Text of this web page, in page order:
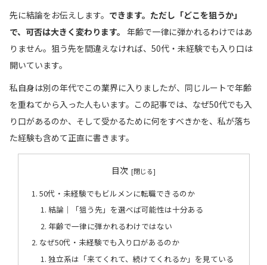
先に結論をお伝えします。 できます。ただし「どこを狙うか」
で、可否は大きく変わります。 年齢で一律に弾かれるわけではあ
りません。狙う先を間違えなければ、50代・未経験でも入り口は
開いています。
私自身は別の年代でこの業界に入りましたが、同じルートで年齢
を重ねてから入った人もいます。この記事では、なぜ50代でも入
り口があるのか、そして受かるために何をすべきかを、私が落ち
た経験も含めて正直に書きます。
目次
50代・未経験でもビルメンに転職できるのか
結論｜「狙う先」を選べば可能性は十分ある
年齢で一律に弾かれるわけではない
なぜ50代・未経験でも入り口があるのか
独立系は「来てくれて、続けてくれるか」を見ている